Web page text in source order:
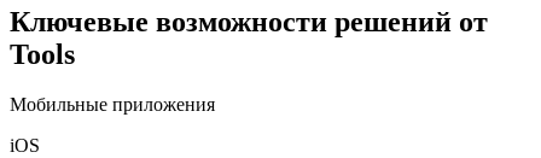
Ключевые возможности решений от
Tools
Мобильные приложения
iOS